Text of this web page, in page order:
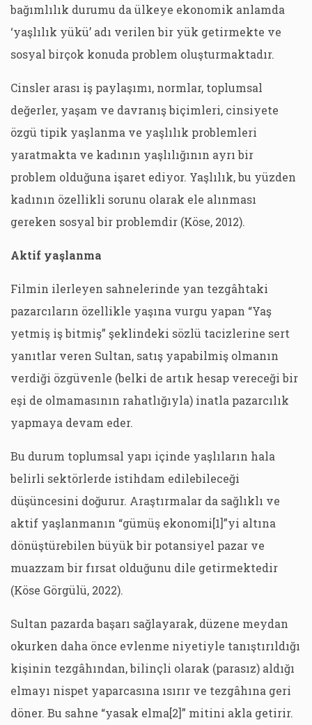
bağımlılık durumu da ülkeye ekonomik anlamda
‘yaşlılık yükü’ adı verilen bir yük getirmekte ve
sosyal birçok konuda problem oluşturmaktadır.
Cinsler arası iş paylaşımı, normlar, toplumsal
değerler, yaşam ve davranış biçimleri, cinsiyete
özgü tipik yaşlanma ve yaşlılık problemleri
yaratmakta ve kadının yaşlılığının ayrı bir
problem olduğuna işaret ediyor. Yaşlılık, bu yüzden
kadının özellikli sorunu olarak ele alınması
gereken sosyal bir problemdir (Köse, 2012).
Aktif yaşlanma
Filmin ilerleyen sahnelerinde yan tezgâhtaki
pazarcıların özellikle yaşına vurgu yapan “Yaş
yetmiş iş bitmiş” şeklindeki sözlü tacizlerine sert
yanıtlar veren Sultan, satış yapabilmiş olmanın
verdiği özgüvenle (belki de artık hesap vereceği bir
eşi de olmamasının rahatlığıyla) inatla pazarcılık
yapmaya devam eder.
Bu durum toplumsal yapı içinde yaşlıların hala
belirli sektörlerde istihdam edilebileceği
düşüncesini doğurur. Araştırmalar da sağlıklı ve
aktif yaşlanmanın “gümüş ekonomi[1]”yi altına
dönüştürebilen büyük bir potansiyel pazar ve
muazzam bir fırsat olduğunu dile getirmektedir
(Köse Görgülü, 2022).
Sultan pazarda başarı sağlayarak, düzene meydan
okurken daha önce evlenme niyetiyle tanıştırıldığı
kişinin tezgâhından, bilinçli olarak (parasız) aldığı
elmayı nispet yaparcasına ısırır ve tezgâhına geri
döner. Bu sahne “yasak elma[2]” mitini akla getirir.